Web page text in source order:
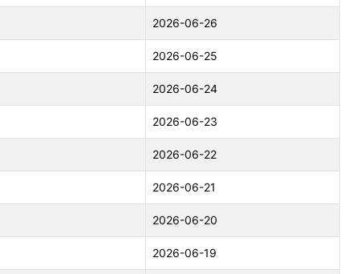
2026-06-26
2026-06-25
2026-06-24
2026-06-23
2026-06-22
2026-06-21
2026-06-20
2026-06-19